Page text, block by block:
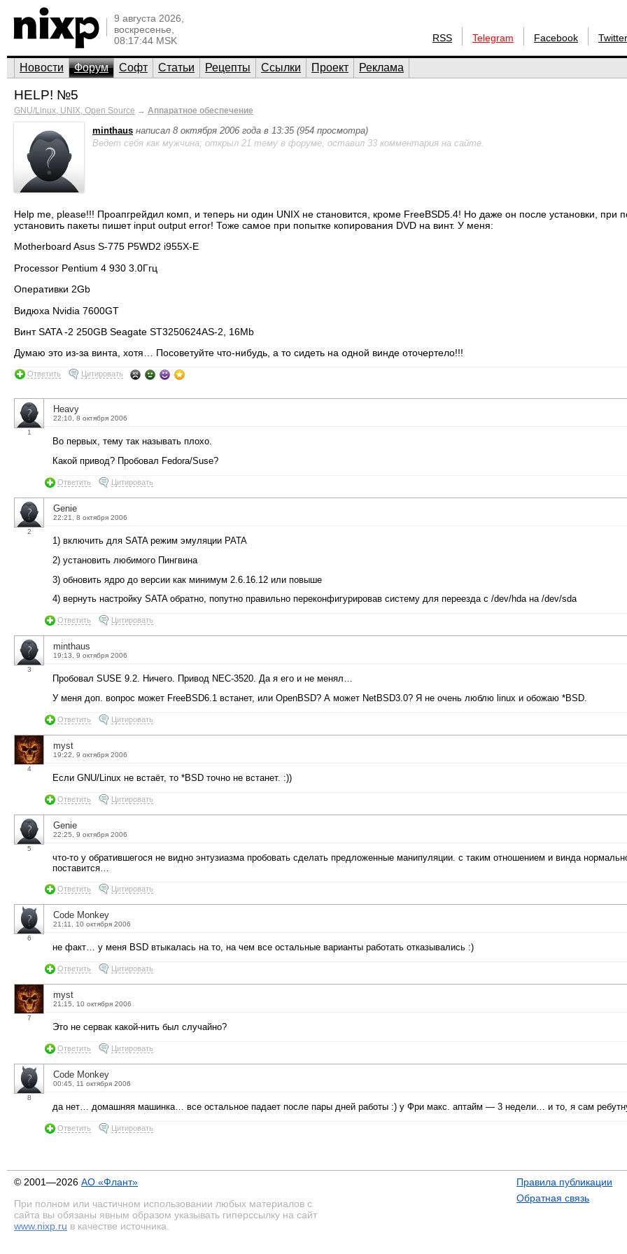
9 августа 2026,
воскресенье,
08:17:44 MSK
RSS Telegram Facebook Twitter
Новости Форум Софт Статьи Рецепты Ссылки Проект Реклама
HELP! №5
GNU/Linux, UNIX, Open Source → Аппаратное обеспечение
minthaus написал 8 октября 2006 года в 13:35 (954 просмотра)
Ведет себя как мужчина; открыл 21 тему в форуме, оставил 33 комментария на сайте.
Help me, please!!! Проапгрейдил комп, и теперь ни один UNIX не становится, кроме FreeBSD5.4! Но даже он после установки, при
установить пакеты пишет input output error! Тоже самое при попытке копирования DVD на винт. У меня:
Motherboard Asus S-775 P5WD2 i955X-E
Processor Pentium 4 930 3.0Ггц
Оперативки 2Gb
Видюха Nvidia 7600GT
Винт SATA -2 250GB Seagate ST3250624AS-2, 16Mb
Думаю это из-за винта, хотя… Посоветуйте что-нибудь, а то сидеть на одной винде оточертело!!!
Ответить Цитировать
1
Heavy
22:10, 8 октября 2006
Во первых, тему так называть плохо.
Какой привод? Пробовал Fedora/Suse?
Ответить Цитировать
2
Genie
22:21, 8 октября 2006
1) включить для SATA режим эмуляции PATA
2) установить любимого Пингвина
3) обновить ядро до версии как минимум 2.6.16.12 или повыше
4) вернуть настройку SATA обратно, попутно правильно переконфигурировав систему для переезда с /dev/hda на /dev/sda
Ответить Цитировать
3
minthaus
19:13, 9 октября 2006
Пробовал SUSE 9.2. Ничего. Привод NEC-3520. Да я его и не менял…
У меня доп. вопрос может FreeBSD6.1 встанет, или OpenBSD? А может NetBSD3.0? Я не очень люблю linux и обожаю *BSD.
Ответить Цитировать
4
myst
19:22, 9 октября 2006
Если GNU/Linux не встаёт, то *BSD точно не встанет. :))
Ответить Цитировать
5
Genie
22:25, 9 октября 2006
что-то у обратившегося не видно энтузиазма пробовать сделать предложенные манипуляции. с таким отношением и винда
поставится…
Ответить Цитировать
6
Code Monkey
21:11, 10 октября 2006
не факт… у меня BSD втыкалась на то, на чем все остальные варианты работать отказывались :)
Ответить Цитировать
7
myst
21:15, 10 октября 2006
Это не сервак какой-нить был случайно?
Ответить Цитировать
8
Code Monkey
00:45, 11 октября 2006
да нет… домашняя машинка… все остальное падает после пары дней работы :) у Фри макс. аптайм — 3 недели… и то, я сам
Ответить Цитировать
© 2001—2026 АО «Флант»
При полном или частичном использовании любых материалов с
сайта вы обязаны явным образом указывать гиперссылку на сайт
www.nixp.ru в качестве источника.
Правила публикации
Обратная связь